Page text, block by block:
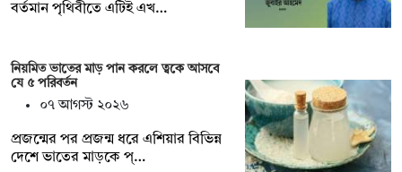
বর্তমান পৃথিবীতে এটিই এখ…
নিয়মিত ভাতের মাড় পান করলে ত্বকে আসবে
যে ৫ পরিবর্তন
০৭ আগস্ট ২০২৬
প্রজন্মের পর প্রজন্ম ধরে এশিয়ার বিভিন্ন
দেশে ভাতের মাড়কে প্…